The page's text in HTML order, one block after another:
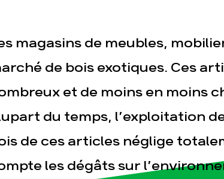
Publications
magasins de meubles,
de bois exotiques. Ces
et de moins en moins
du temps, l’exploitation
de ces articles néglige
les dégâts sur